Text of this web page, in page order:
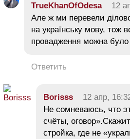
TrueKhanOfOdesa 12
Але ж ми перевели
на українську мову, тож
провадження можна було
Ответить
Borisss 12 апр,
Не сомневаюсь, что
счёты,
стройка, где не